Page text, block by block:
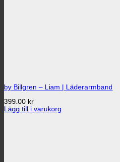
by Billgren – Liam | Läderarmband
399.00 kr
Lägg till i varukorg